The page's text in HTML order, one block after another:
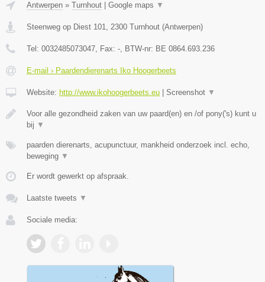
Antwerpen » Turnhout Google maps ▼
Steenweg op Diest 101, 2300 Turnhout (Antwerpen)
Tel: 0032485073047, Fax: -, BTW-nr: BE 0864.693.236
E-mail › Paardendierenarts Iko Hoogerbeets
Website: http://www.ikohoogerbeets.eu Screenshot ▼
Voor alle gezondheid zaken van uw paard(en) en /of pony('s) kunt u
bij ▼
paarden dierenarts, acupunctuur, mankheid onderzoek incl. echo,
beweging ▼
Er wordt gewerkt op afspraak.
Laatste tweets ▼
Sociale media: